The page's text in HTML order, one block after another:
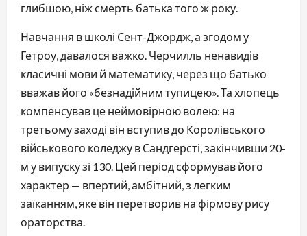
глибшою, ніж смерть батька того ж року.
Навчання в школі Сент-Джордж, а згодом у
Гетроу, давалося важко. Черчилль ненавидів
класичні мови й математику, через що батько
вважав його «безнадійним тупицею». Та хлопець
компенсував це неймовірною волею: на
третьому заході він вступив до Королівського
військового коледжу в Сандгерсті, закінчивши 20-
м у випуску зі 130. Цей період сформував його
характер — впертий, амбітний, з легким
заїканням, яке він перетворив на фірмову рису
ораторства.